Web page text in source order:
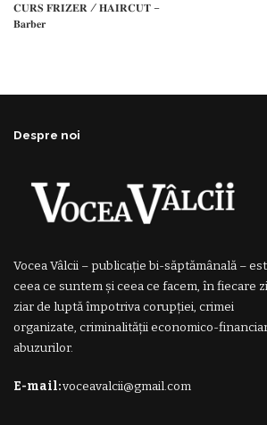
𝐂𝐔𝐑𝐒 𝐅𝐑𝐈𝐙𝐄𝐑 / 𝐇𝐀𝐈𝐑𝐂𝐔𝐓 –
𝐁𝐚𝐫𝐛𝐞𝐫
Despre noi
Vocea Vâlcii – publicație bi-săptămânală –
ceea ce suntem și ceea ce facem, în fiecare
ziar de luptă împotriva corupției, crimei
organizate, criminalității economico-
abuzurilor.
E-mail:voceavalcii@gmail.com